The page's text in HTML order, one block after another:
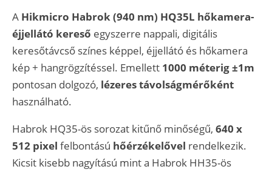
A Hikmicro Habrok (940 nm) HQ35L hőkamera-
éjjellátó kereső egyszerre nappali, digitális
keresőtávcső színes képpel, éjjellátó és hőkamera
kép + hangrögzítéssel. Emellett 1000 méterig ±1m
pontosan dolgozó, lézeres távolságmérőként
használható.
Habrok HQ35-ös sorozat kitűnő minőségű, 640 x
512 pixel felbontású hőérzékelővel rendelkezik.
Kicsit kisebb nagyítású mint a Habrok HH35-ös